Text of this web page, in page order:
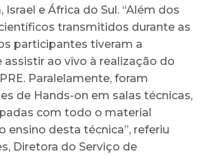
Israel e África do Sul. “Além dos
transmitidos durante as
participantes tiveram a
ao vivo à realização do
Paralelamente, foram
de Hands-on em salas técnicas,
com todo o material
ensino desta técnica”, referiu
Diretora do Serviço de